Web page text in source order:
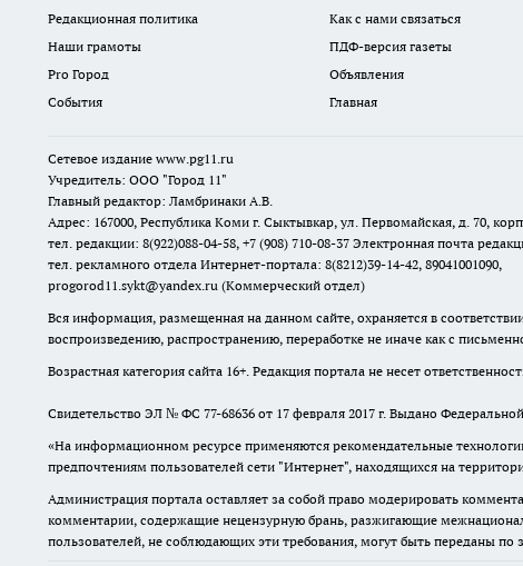
Редакционная политика
Как с нами связаться
Наши грамоты
ПДФ-версия газеты
Pro Город
Объявления
События
Главная
Сетевое издание www.pg11.ru
Учредитель: ООО "Город 11"
Главный редактор: Ламбринаки А.В.
Адрес: 167000, Республика Коми г. Сыктывкар, ул. Первомайская, д. 70,
тел. редакции: 8(922)088-04-58, +7 (908) 710-08-37 Электронная почта
тел. рекламного отдела Интернет-портала: 8(8212)39-14-42, 89041001090,
progorod11.sykt@yandex.ru (Коммерческий отдел)
Вся информация, размещенная на данном сайте, охраняется в
воспроизведению, распространению, переработке не иначе как с
Возрастная категория сайта 16+. Редакция портала не несет
Свидетельство ЭЛ № ФС 77-68636 от 17 февраля 2017 г. Выдано
«На информационном ресурсе применяются рекомендательные
предпочтениям пользователей сети "Интернет", находящихся на
Администрация портала оставляет за собой право модерировать
комментарии, содержащие нецензурную брань, разжигающие
пользователей, не соблюдающих эти требования, могут быть переданы